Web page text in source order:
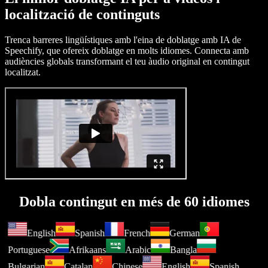
localització de continguts
Trenca barreres lingüístiques amb l'eina de doblatge amb IA de
Speechify, que ofereix doblatge en molts idiomes. Connecta amb
audiències globals transformant el teu àudio original en contingut
localitzat.
Dobla contingut en més de 60 idiomes
English Spanish French
German
Portuguese
Afrikaans Arabic
Bangla